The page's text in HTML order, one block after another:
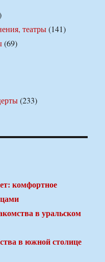
театры(141)
(69)
(233)
комфортное
в уральском
в южной столице